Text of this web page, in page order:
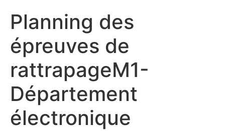
Planning des
épreuves de
rattrapageM1-
Département
électronique